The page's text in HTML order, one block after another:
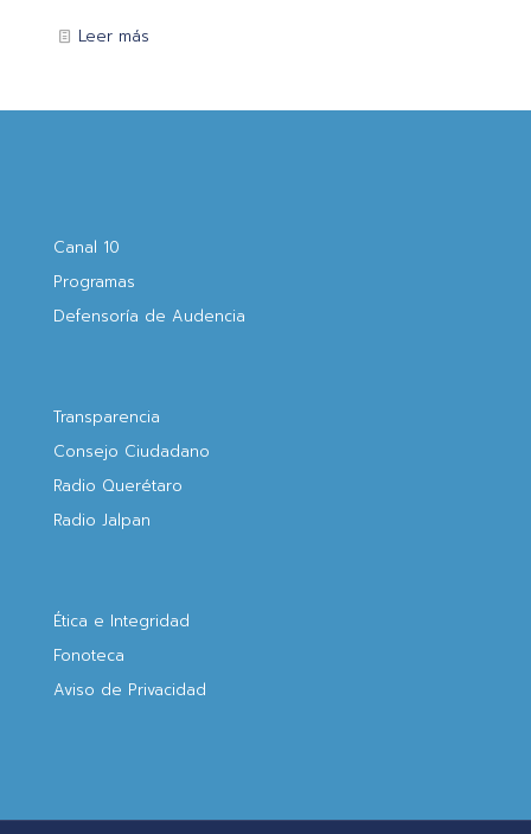
Leer más
Canal 10
Programas
Defensoría de Audencia
Transparencia
Consejo Ciudadano
Radio Querétaro
Radio Jalpan
Ética e Integridad
Fonoteca
Aviso de Privacidad